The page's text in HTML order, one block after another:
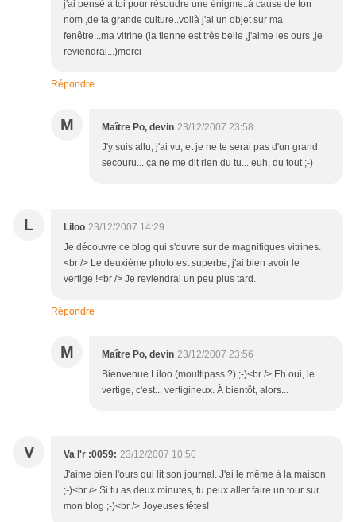
j'ai pensé à toi pour résoudre une énigme..à cause de ton
nom ,de ta grande culture..voilà j'ai un objet sur ma
fenêtre...ma vitrine (la tienne est très belle ,j'aime les ours ,je
reviendrai...)merci
Répondre
M Maître Po, devin 23/12/2007 23:58
J'y suis allu, j'ai vu, et je ne te serai pas d'un grand
secouru... ça ne me dit rien du tu... euh, du tout ;-)
L Liloo 23/12/2007 14:29
Je découvre ce blog qui s'ouvre sur de magnifiques vitrines.
<br /> Le deuxième photo est superbe, j'ai bien avoir le
vertige !<br /> Je reviendrai un peu plus tard.
Répondre
M Maître Po, devin 23/12/2007 23:56
Bienvenue Liloo (moultipass ?) ;-)<br /> Eh oui, le
vertige, c'est... vertigineux. À bientôt, alors...
V Va l'r :0059: 23/12/2007 10:50
J'aime bien l'ours qui lit son journal. J'ai le même à la maison
;-)<br /> Si tu as deux minutes, tu peux aller faire un tour sur
mon blog ;-)<br /> Joyeuses fêtes!